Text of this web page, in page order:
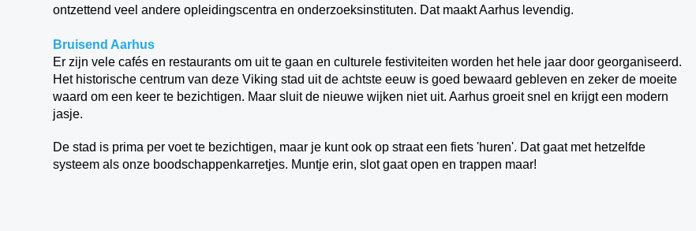
ontzettend veel andere opleidingscentra en onderzoeksinstituten. Dat maakt Aarhus levendig.
Bruisend Aarhus
Er zijn vele cafés en restaurants om uit te gaan en culturele festiviteiten worden het hele jaar door georganiseerd.
Het historische centrum van deze Viking stad uit de achtste eeuw is goed bewaard gebleven en zeker de moeite
waard om een keer te bezichtigen. Maar sluit de nieuwe wijken niet uit. Aarhus groeit snel en krijgt een modern
jasje.
De stad is prima per voet te bezichtigen, maar je kunt ook op straat een fiets 'huren'. Dat gaat met hetzelfde
systeem als onze boodschappenkarretjes. Muntje erin, slot gaat open en trappen maar!